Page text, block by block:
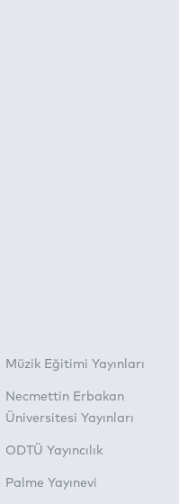
Müzik Eğitimi Yayınları
Necmettin Erbakan
Üniversitesi Yayınları
ODTÜ Yayıncılık
Palme Yayınevi